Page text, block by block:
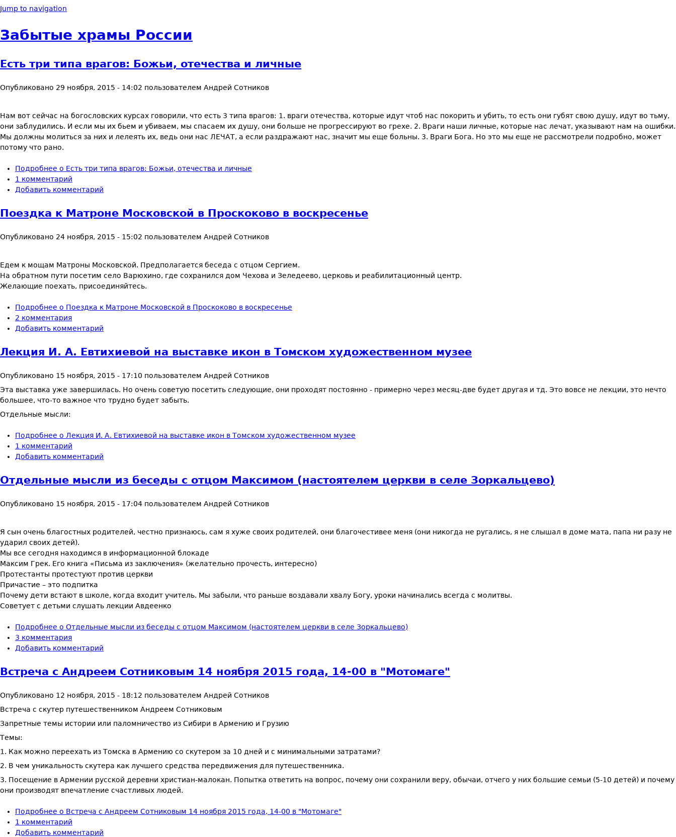
Jump to navigation
Забытые храмы России
Есть три типа врагов: Божьи, отечества и личные
Опубликовано 29 ноября, 2015 - 14:02 пользователем Андрей Сотников
Нам вот сейчас на богословских курсах говорили, что есть 3 типа врагов: 1. враги отечества, которые идут чтоб нас покорить и убить, то есть они губят свою душу, идут во тьму,
они заблудились. И если мы их бьем и убиваем, мы спасаем их душу, они больше не прогрессируют во грехе. 2. Враги наши личные, которые нас лечат, указывают нам на ошибки.
Мы должны молиться за них и лелеять их, ведь они нас ЛЕЧАТ, а если раздражают нас, значит мы еще больны. 3. Враги Бога. Но это мы еще не рассмотрели подробно, может
потому что рано.
Подробнее о Есть три типа врагов: Божьи, отечества и личные
1 комментарий
Добавить комментарий
Поездка к Матроне Московской в Проскоково в воскресенье
Опубликовано 24 ноября, 2015 - 15:02 пользователем Андрей Сотников
Едем к мощам Матроны Московской. Предполагается беседа с отцом Сергием.
На обратном пути посетим село Варюхино, где сохранился дом Чехова и Зеледеево, церковь и реабилитационный центр.
Желающие поехать, присоединяйтесь.
Подробнее о Поездка к Матроне Московской в Проскоково в воскресенье
2 комментария
Добавить комментарий
Лекция И. А. Евтихиевой на выставке икон в Томском художественном музее
Опубликовано 15 ноября, 2015 - 17:10 пользователем Андрей Сотников
Эта выставка уже завершилась. Но очень советую посетить следующие, они проходят постоянно - примерно через месяц-две будет другая и тд. Это вовсе не лекции, это нечто
большее, что-то важное что трудно будет забыть.
Отдельные мысли:
Подробнее о Лекция И. А. Евтихиевой на выставке икон в Томском художественном музее
1 комментарий
Добавить комментарий
Отдельные мысли из беседы с отцом Максимом (настоятелем церкви в селе Зоркальцево)
Опубликовано 15 ноября, 2015 - 17:04 пользователем Андрей Сотников
Я сын очень благостных родителей, честно признаюсь, сам я хуже своих родителей, они благочестивее меня (они никогда не ругались, я не слышал в доме мата, папа ни разу не
ударил своих детей).
Мы все сегодня находимся в информационной блокаде
Максим Грек. Его книга «Письма из заключения» (желательно прочесть, интересно)
Протестанты протестуют против церкви
Причастие – это подпитка
Почему дети встают в школе, когда входит учитель. Мы забыли, что раньше воздавали хвалу Богу, уроки начинались всегда с молитвы.
Советует с детьми слушать лекции Авдеенко
Подробнее о Отдельные мысли из беседы с отцом Максимом (настоятелем церкви в селе Зоркальцево)
3 комментария
Добавить комментарий
Встреча с Андреем Сотниковым 14 ноября 2015 года, 14-00 в "Мотомаге"
Опубликовано 12 ноября, 2015 - 18:12 пользователем Андрей Сотников
Встреча с скутер путешественником Андреем Сотниковым
Запретные темы истории или паломничество из Сибири в Армению и Грузию
Темы:
1. Как можно переехать из Томска в Армению со скутером за 10 дней и с минимальными затратами?
2. В чем уникальность скутера как лучшего средства передвижения для путешественника.
3. Посещение в Армении русской деревни христиан-малокан. Попытка ответить на вопрос, почему они сохранили веру, обычаи, отчего у них большие семьи (5-10 детей) и почему
они производят впечатление счастливых людей.
Подробнее о Встреча с Андреем Сотниковым 14 ноября 2015 года, 14-00 в "Мотомаге"
1 комментарий
Добавить комментарий